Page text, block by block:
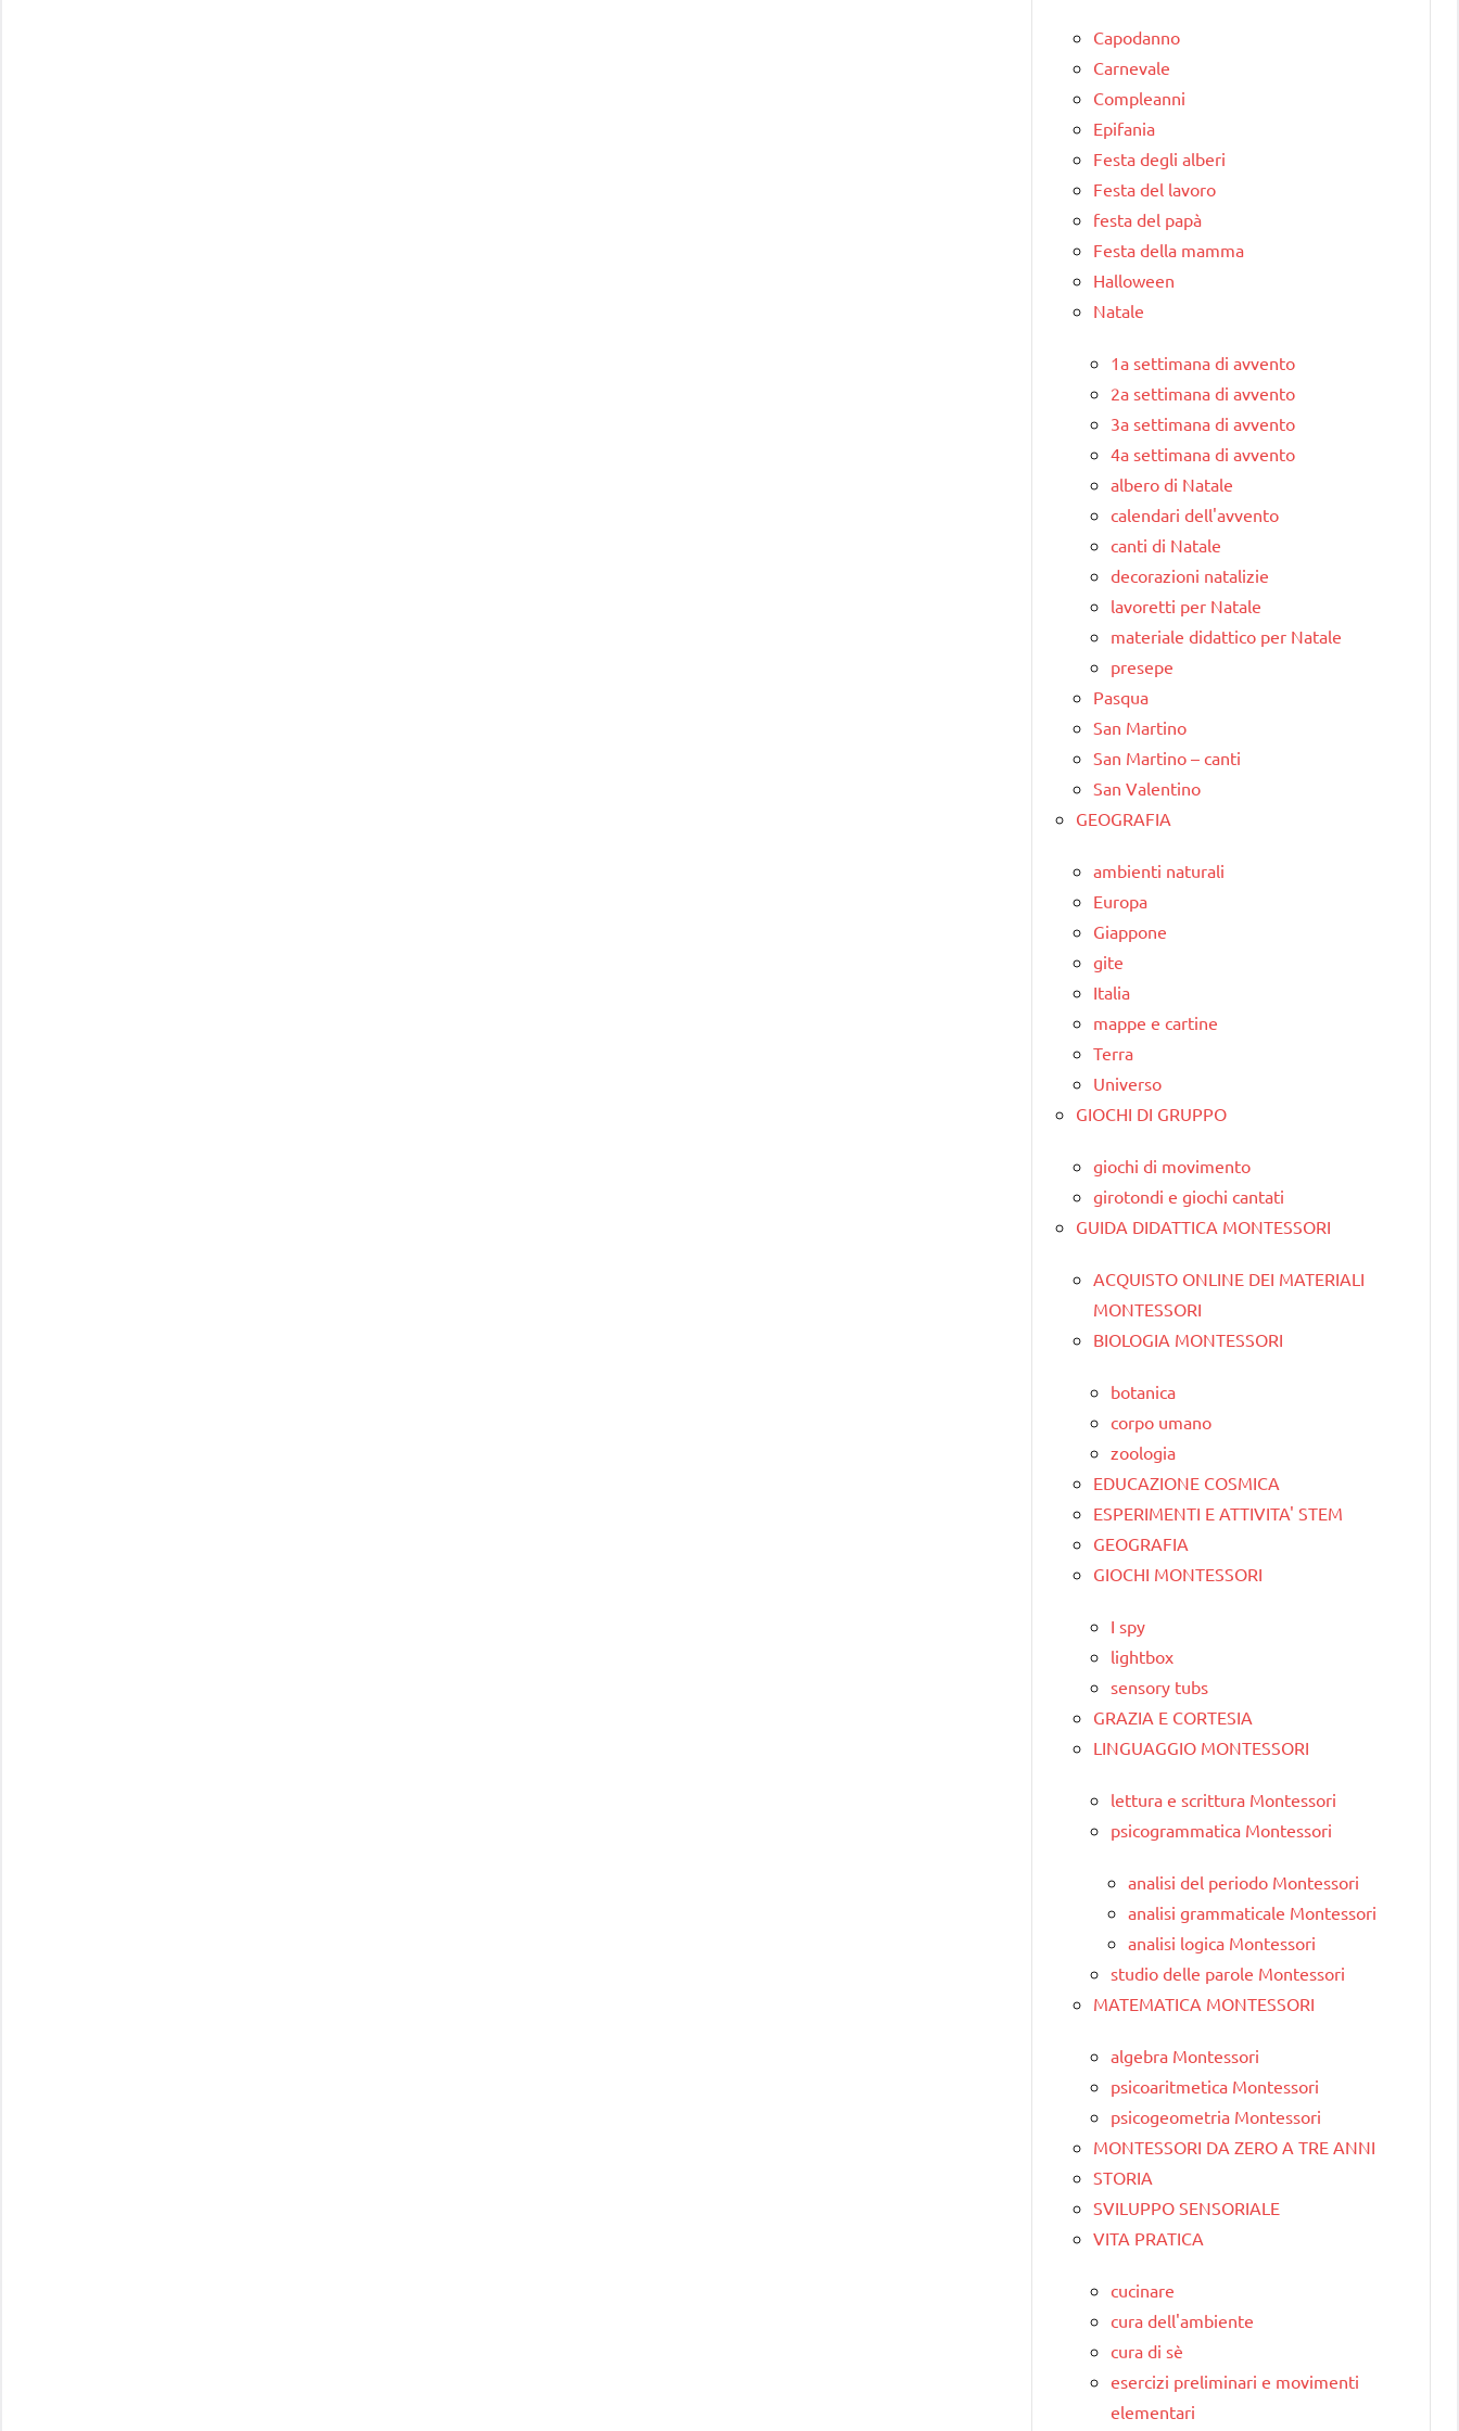
Capodanno
Carnevale
Compleanni
Epifania
Festa degli alberi
Festa del lavoro
festa del papà
Festa della mamma
Halloween
Natale
1a settimana di avvento
2a settimana di avvento
3a settimana di avvento
4a settimana di avvento
albero di Natale
calendari dell'avvento
canti di Natale
decorazioni natalizie
lavoretti per Natale
materiale didattico per Natale
presepe
Pasqua
San Martino
San Martino – canti
San Valentino
GEOGRAFIA
ambienti naturali
Europa
Giappone
gite
Italia
mappe e cartine
Terra
Universo
GIOCHI DI GRUPPO
giochi di movimento
girotondi e giochi cantati
GUIDA DIDATTICA MONTESSORI
ACQUISTO ONLINE DEI MATERIALI
MONTESSORI
BIOLOGIA MONTESSORI
botanica
corpo umano
zoologia
EDUCAZIONE COSMICA
ESPERIMENTI E ATTIVITA' STEM
GEOGRAFIA
GIOCHI MONTESSORI
I spy
lightbox
sensory tubs
GRAZIA E CORTESIA
LINGUAGGIO MONTESSORI
lettura e scrittura Montessori
psicogrammatica Montessori
analisi del periodo Montessori
analisi grammaticale Montessori
analisi logica Montessori
studio delle parole Montessori
MATEMATICA MONTESSORI
algebra Montessori
psicoaritmetica Montessori
psicogeometria Montessori
MONTESSORI DA ZERO A TRE ANNI
STORIA
SVILUPPO SENSORIALE
VITA PRATICA
cucinare
cura dell'ambiente
cura di sè
esercizi preliminari e movimenti
elementari